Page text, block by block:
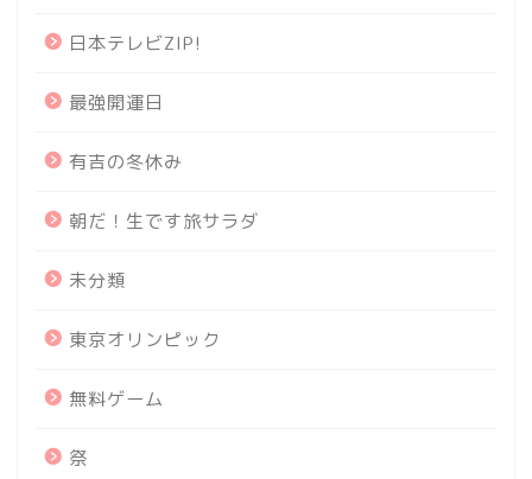
日本テレビZIP!
最強開運日
有吉の冬休み
朝だ！生です旅サラダ
未分類
東京オリンピック
無料ゲーム
祭